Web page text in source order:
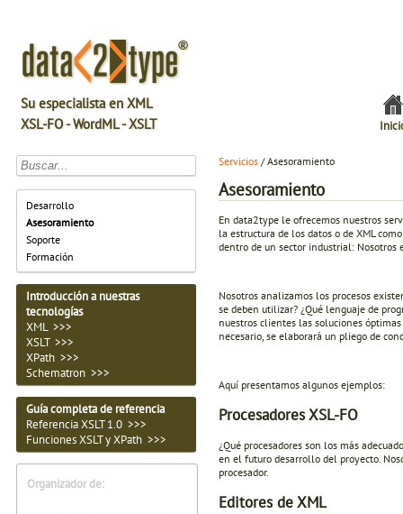
Su especialista en XML
XSL-FO - WordML - XSLT
Desarrollo
Asesoramiento
Soporte
Formación
Introducción a nuestras
tecnologías
XML >>>
XSLT >>>
XPath >>>
Schematron >>>
Guía completa de referencia
Referencia XSLT 1.0 >>>
Funciones XSLT y XPath >>>
Organizador de:
Servicios / Asesoramiento
Asesoramiento
En data2type le ofrecemos nuestros
la estructura de los datos o de XML
dentro de un sector industrial: Nosotros
Nosotros analizamos los procesos
se deben utilizar? ¿Qué lenguaje de
nuestros clientes las soluciones
necesario, se elaborará un pliego de
Aquí presentamos algunos ejemplos:
Procesadores XSL-FO
¿Qué procesadores son los más
en el futuro desarrollo del proyecto.
procesador.
Editores de XML